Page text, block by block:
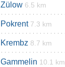
Zülow 6.5 km
Pokrent 7.3 km
Krembz 8.7 km
Gammelin 10.1 km